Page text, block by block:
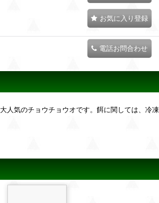
お気に入り登録
電話お問合わせ
人気のチョウチョウオです。餌に関しては、